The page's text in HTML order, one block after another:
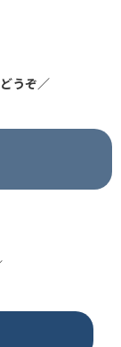
うぞ／